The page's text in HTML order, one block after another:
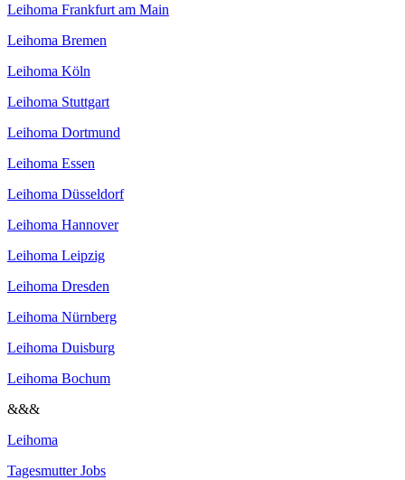
Leihoma Frankfurt am Main
Leihoma Bremen
Leihoma Köln
Leihoma Stuttgart
Leihoma Dortmund
Leihoma Essen
Leihoma Düsseldorf
Leihoma Hannover
Leihoma Leipzig
Leihoma Dresden
Leihoma Nürnberg
Leihoma Duisburg
Leihoma Bochum
&&&
Leihoma
Tagesmutter Jobs